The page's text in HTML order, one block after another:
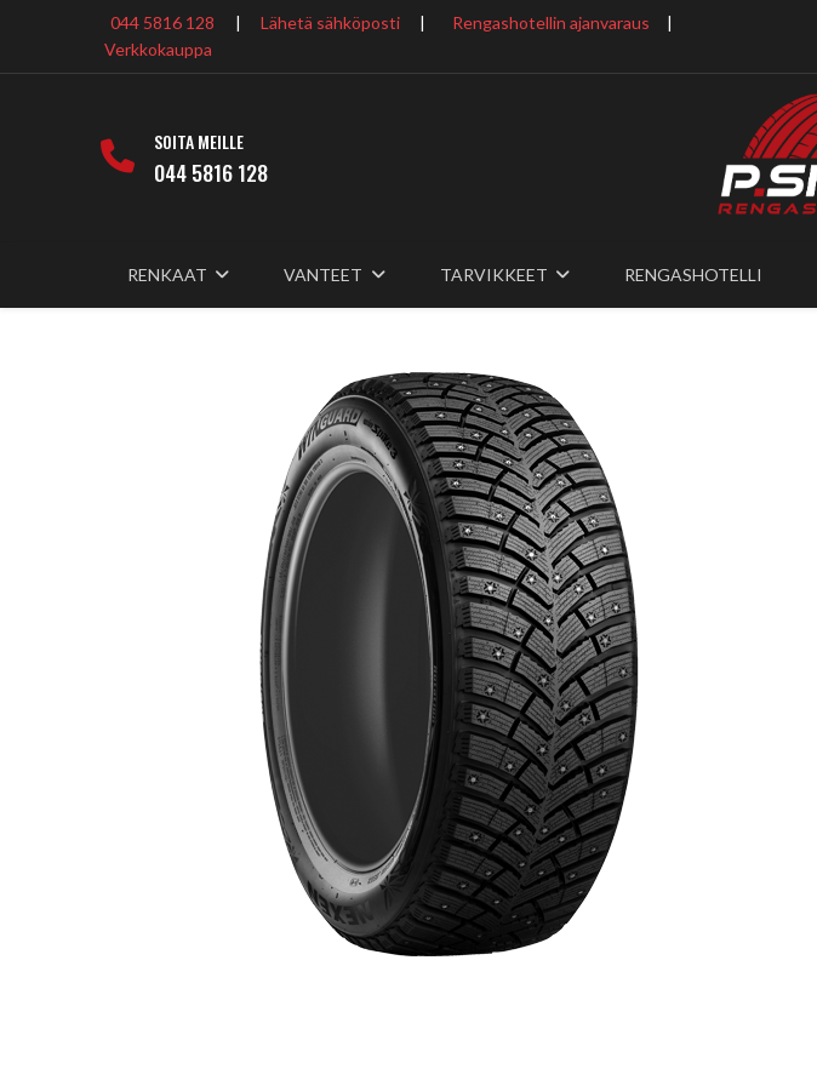
044 5816 128 | Lähetä sähköposti | Rengashotellin ajanvaraus
​ |
Verkkokauppa
SOITA MEILLE
044 5816 128
RENKAAT VANTEET TARVIKKEET RENGASHOTELLI